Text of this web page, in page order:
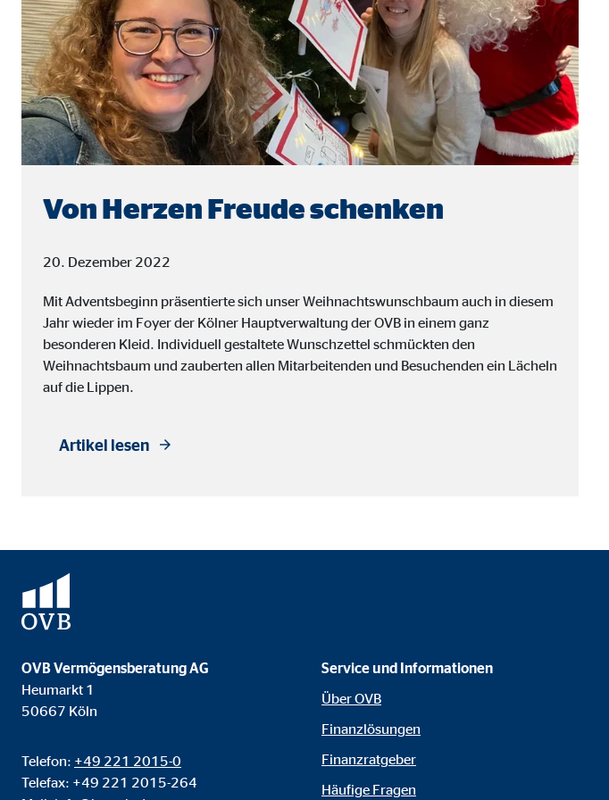
Von Herzen Freude schenken
20. Dezember 2022
Mit Adventsbeginn präsentierte sich unser Weihnachtswunschbaum auch in diesem
Jahr wieder im Foyer der Kölner Hauptverwaltung der OVB in einem ganz
besonderen Kleid. Individuell gestaltete Wunschzettel schmückten den
Weihnachtsbaum und zauberten allen Mitarbeitenden und Besuchenden ein Lächeln
auf die Lippen.
Artikel lesen
OVB Vermögensberatung AG
Heumarkt 1
50667 Köln
Telefon: +49 221 2015-0
Telefax: +49 221 2015-264
Service und Informationen
Über OVB
Finanzlösungen
Finanzratgeber
Häufige Fragen
Anbieter: LongTail Ad Solutions Inc.
Zweck: Einbinden von Videos
Cookie Laufzeit: 24 Monate
ProvenExpert | Empfänger: OVB, Expert Systems AG
Zweck:
Vimeo
Zweck: